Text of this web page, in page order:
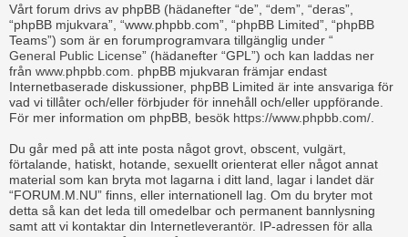
Vårt forum drivs av phpBB (hädanefter “de”, “dem”, “deras”,
“phpBB mjukvara”, “www.phpbb.com”, “phpBB Limited”, “phpBB
Teams”) som är en forumprogramvara tillgänglig under “
General Public License” (hädanefter “GPL”) och kan laddas ner
från www.phpbb.com . phpBB mjukvaran främjar endast
Internetbaserade diskussioner, phpBB Limited är inte ansvariga för
vad vi tillåter och/eller förbjuder för innehåll och/eller uppförande.
För mer information om phpBB, besök https://www.phpbb.com/
Du går med på att inte posta något grovt, obscent, vulgärt,
förtalande, hatiskt, hotande, sexuellt orienterat eller något annat
material som kan bryta mot lagarna i ditt land, lagar i landet där
“FORUM.M.NU” finns, eller internationell lag. Om du bryter mot
detta så kan det leda till omedelbar och permanent bannlysning
samt att vi kontaktar din Internetleverantör. IP-adressen för alla